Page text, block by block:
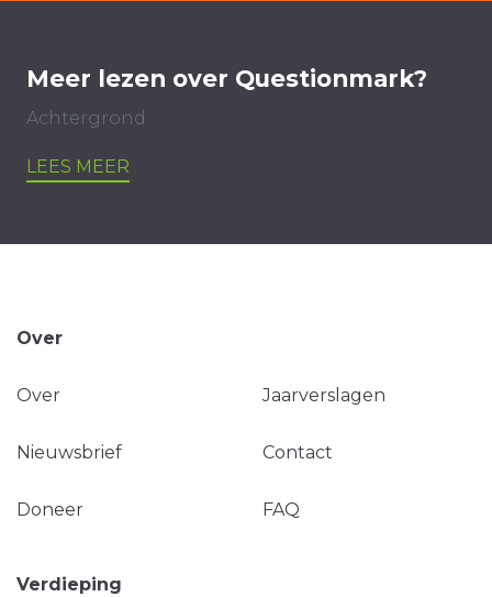
Meer lezen over Questionmark?
Achtergrond
LEES MEER
Over
Over Jaarverslagen
Nieuwsbrief Contact
Doneer FAQ
Verdieping